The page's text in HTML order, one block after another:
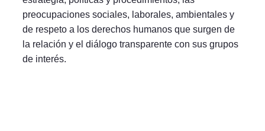
preocupaciones sociales, laborales, ambientales y
de respeto a los derechos humanos que surgen de
la relación y el diálogo transparente con sus grupos
de interés.